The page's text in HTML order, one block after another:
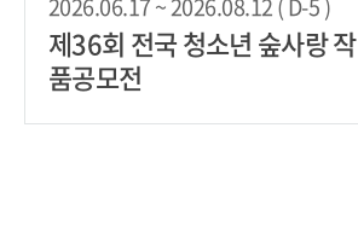
2026.06.17 ~ 2026.08.12 ( D-5 )
제36회 전국 청소년 숲사랑 작
품공모전